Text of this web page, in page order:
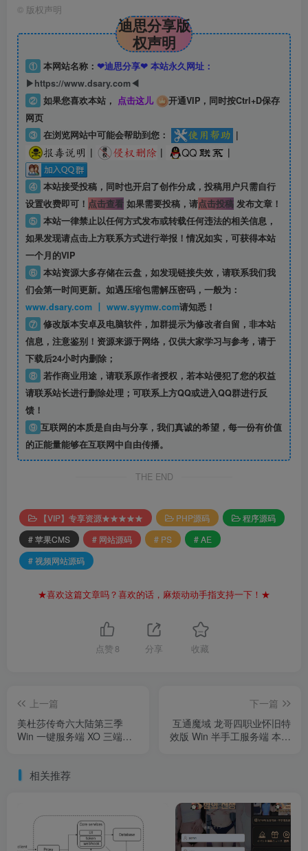
© 版权声明
迪思分享版
权声明
① 本网站名称： ❤迪思分享❤ 本站永久网址：
▶https://www.dsary.com◀
② 如果您喜欢本站， 点击这儿
开通VIP，同时按Ctrl+D保存
网页
③ 在浏览网站中可能会帮助到您：
|
|
| |
④ 本站接受投稿，同时也开启了创作分成，投稿用户只需自行
设置收费即可！ 点击查看如果需要投稿，请点击投稿发布文章！
⑤ 本站一律禁止以任何方式发布或转载任何违法的相关信息，
如果发现请点击上方联系方式进行举报！情况如实，可获得本站
一个月的VIP
⑥ 本站资源大多存储在云盘，如发现链接失效，请联系我们我
们会第一时间更新。如遇压缩包需解压密码，一般为：
www.dsary.com 丨 www.syymw.com请知悉！
⑦ 修改版本安卓及电脑软件，加群提示为修改者自留， 非本站
信息 ，注意鉴别！资源来源于网络，仅供大家学习与参考，请于
下载后24小时内删除；
⑧ 若作商业用途，请联系原作者授权，若本站侵犯了您的权益
请联系站长进行删除处理；可联系上方QQ或进入QQ群进行反
馈！
⑨ 互联网的本质是自由与分享，我们真诚的希望，每一份有价值
的正能量能够在互联网中自由传播。
THE END
【VIP】专享资源★★★★★ PHP源码
程序源码
# 苹果CMS
# 网站源码 # PS
# AE
# 视频网站源码
★喜欢这篇文章吗？喜欢的话，麻烦动动手指支持一下！★
点赞 8 分享 收藏
上一篇
美杜莎传奇六大陆第三季
Win 一键服务端 XO 三端引
下一篇
互通魔域 龙哥四职业怀旧特
效版 Win 半手工服务端 本地
相关推荐